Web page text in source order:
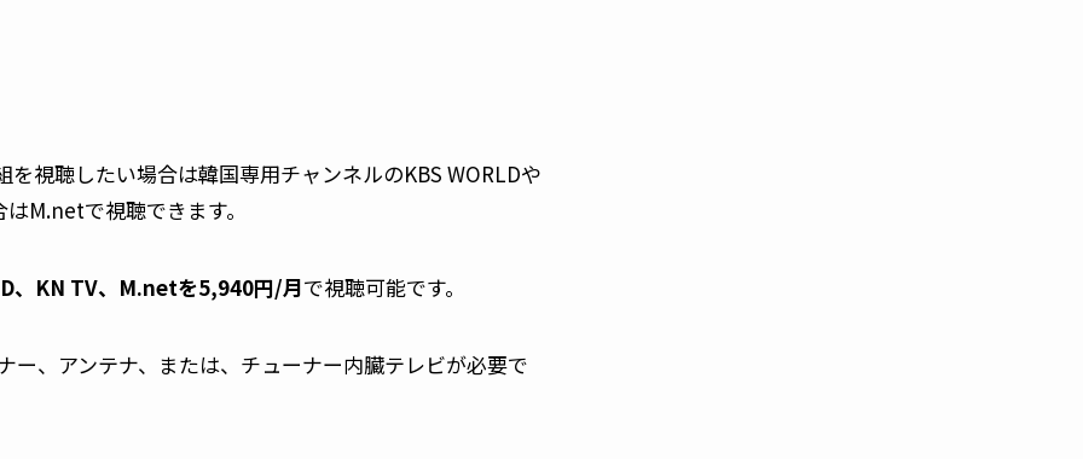
視聴したい場合は韓国専用チャンネルのKBS WORLDや
M.netで視聴できます。
、KN TV、M.netを5,940円/月で視聴可能です。
、アンテナ、または、チューナー内臓テレビが必要で